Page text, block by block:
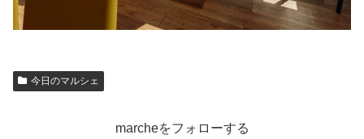
今日のマルシェ
marcheをフォローする